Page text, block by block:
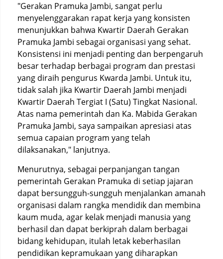
"Gerakan Pramuka Jambi, sangat perlu
menyelenggarakan rapat kerja yang konsisten
menunjukkan bahwa Kwartir Daerah Gerakan
Pramuka Jambi sebagai organisasi yang sehat.
Konsistensi ini menjadi penting dan berpengaruh
besar terhadap berbagai program dan prestasi
yang diraih pengurus Kwarda Jambi. Untuk itu,
tidak salah jika Kwartir Daerah Jambi menjadi
Kwartir Daerah Tergiat I (Satu) Tingkat Nasional.
Atas nama pemerintah dan Ka. Mabida Gerakan
Pramuka Jambi, saya sampaikan apresiasi atas
semua capaian program yang telah
dilaksanakan," lanjutnya.
Menurutnya, sebagai perpanjangan tangan
pemerintah Gerakan Pramuka di setiap jajaran
dapat bersungguh-sungguh menjalankan amanah
organisasi dalam rangka mendidik dan membina
kaum muda, agar kelak menjadi manusia yang
berhasil dan dapat berkiprah dalam berbagai
bidang kehidupan, itulah letak keberhasilan
pendidikan kepramukaan yang diharapkan